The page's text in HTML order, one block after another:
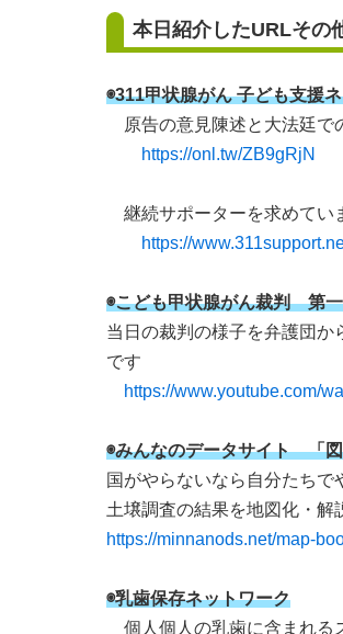
本日紹介したURLその
◉311甲状腺がん 子ども支援
原告の意見陳述と大法廷で
https://onl.tw/ZB9gRjN
継続サポーターを求めてい
https://
◉こども甲状腺がん裁判
当日の裁判の様子を弁護団
です
https://www.youtube.com/
◉みんなのデータサイト 「
国がやらないなら自分たち
土壌調査の結果を地図化・解
https://minnanods.net/map-
◉乳歯保存ネットワーク
個人個人の乳歯に含まれる